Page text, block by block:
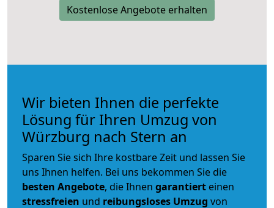
Kostenlose Angebote erhalten
Wir bieten Ihnen die perfekte
Lösung für Ihren Umzug von
Würzburg nach Stern an
Sparen Sie sich Ihre kostbare Zeit und lassen Sie
uns Ihnen helfen. Bei uns bekommen Sie die
besten Angebote, die Ihnen garantiert einen
stressfreien und reibungsloses Umzug von